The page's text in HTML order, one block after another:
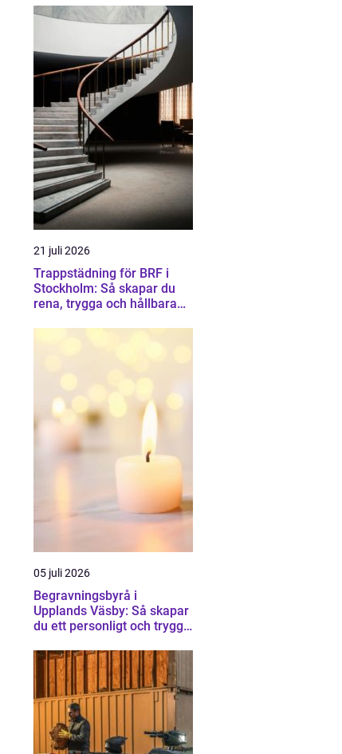
21 juli 2026
Trappstädning för BRF i
Stockholm: Så skapar du
rena, trygga och hållbara
05 juli 2026
Begravningsbyrå i
Upplands Väsby: Så skapar
du ett personligt och tryggt